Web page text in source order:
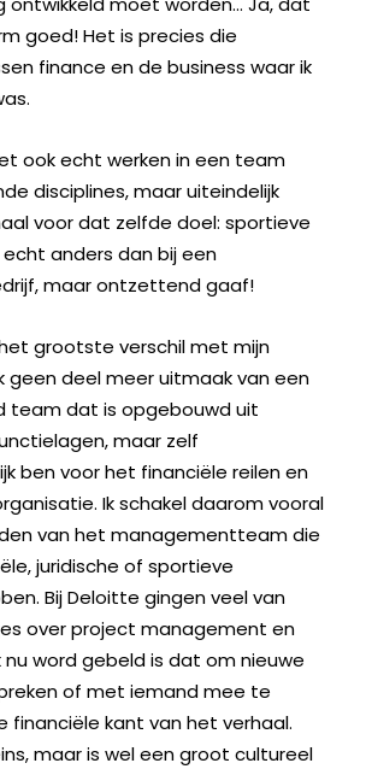
goed! Het is precies die
finance en de business waar ik
ook echt werken in een team
disciplines, maar uiteindelijk
voor dat zelfde doel: sportieve
echt anders dan bij een
maar ontzettend gaaf!
grootste verschil met mijn
geen deel meer uitmaak van een
team dat is opgebouwd uit
maar zelf
ben voor het financiële reilen en
Ik schakel daarom vooral
van het managementteam die
juridische of sportieve
Bij Deloitte gingen veel van
over project management en
nu word gebeld is dat om nieuwe
of met iemand mee te
financiële kant van het verhaal.
maar is wel een groot cultureel